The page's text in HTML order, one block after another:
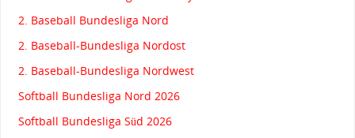
2. Baseball Bundesliga Nord
2. Baseball-Bundesliga Nordost
2. Baseball-Bundesliga Nordwest
Softball Bundesliga Nord 2026
Softball Bundesliga Süd 2026